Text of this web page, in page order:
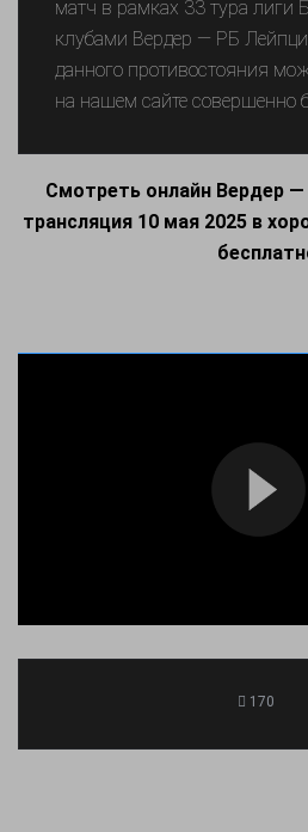
матч в рамках 33 тура лиги
клубами Вердер — РБ
данного противостояния
на нашем сайте совершенно
Смотреть онлайн Вердер
трансляция 10 мая 2025 в
170